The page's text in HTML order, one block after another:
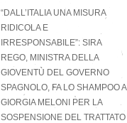
“DALL’ITALIA UNA MISURA
RIDICOLA E
IRRESPONSABILE”: SIRA
REGO, MINISTRA DELLA
GIOVENTÙ DEL GOVERNO
SPAGNOLO, FA LO SHAMPOO A
GIORGIA MELONI PER LA
SOSPENSIONE DEL TRATTATO